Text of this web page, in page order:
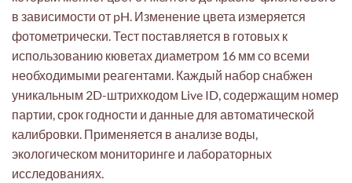
в зависимости от pH. Изменение цвета измеряется
фотометрически. Тест поставляется в готовых к
использованию кюветах диаметром 16 мм со всеми
необходимыми реагентами. Каждый набор снабжен
уникальным 2D-штрихкодом Live ID, содержащим номер
партии, срок годности и данные для автоматической
калибровки. Применяется в анализе воды,
экологическом мониторинге и лабораторных
исследованиях.